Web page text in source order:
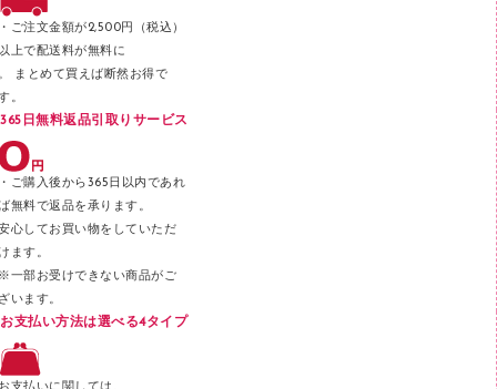
パンチ
テープカッター
その他文具
セロハンテープ
ご注文金額が2,500円（税込）
上で配送料が無料に
まとめて買えば断然お得で
。
365日無料返品引取りサービス
ご購入後から365日以内であれ
無料で返品を承ります。
心してお買い物をしていただ
ます。
一部お受けできない商品がご
います。
お支払い方法は選べる4タイプ